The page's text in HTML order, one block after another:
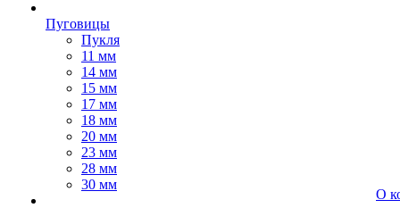
Пуговицы
Пукля
11 мм
14 мм
15 мм
17 мм
18 мм
20 мм
23 мм
28 мм
30 мм
О